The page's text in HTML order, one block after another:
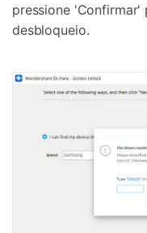
pressione 'Confirmar'
desbloqueio.